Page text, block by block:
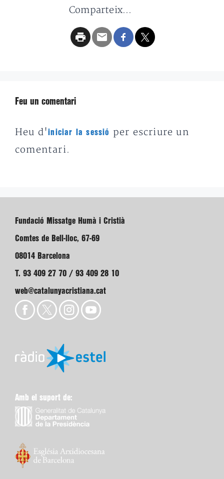
Comparteix...
Feu un comentari
Heu d'iniciar la sessió
per escriure un
comentari.
Fundació Missatge Humà i Cristià
Comtes de Bell-lloc, 67-69
08014 Barcelona
T. 93 409 27 70 / 93 409 28 10
web@catalunyacristiana.cat
Amb el suport de: